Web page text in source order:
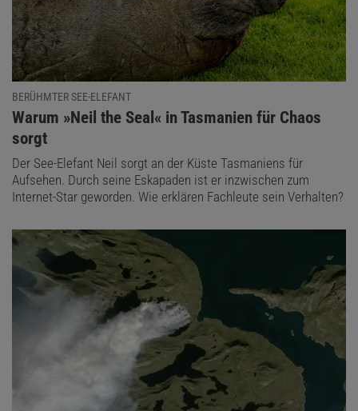
BERÜHMTER SEE-ELEFANT
:
Warum »Neil the Seal« in Tasmanien für Chaos
sorgt
Der See-Elefant Neil sorgt an der Küste Tasmaniens für
Aufsehen. Durch seine Eskapaden ist er inzwischen zum
Internet-Star geworden. Wie erklären Fachleute sein Verhalten?